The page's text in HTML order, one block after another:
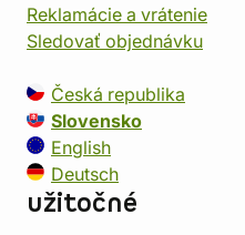
Reklamácie a vrátenie
Sledovať objednávku
Česká republika
Slovensko
English
Deutsch
užitočné